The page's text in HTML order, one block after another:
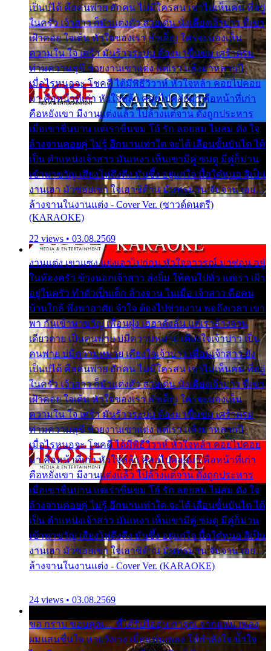
เป็นบ่ได้ คือคนพ่าย ฮักคน ไม่มีใครสน เขาไม่เห็นคน ที่อยู่
ในครัว เจ้าสาว ก็มัวแต่งตัว สวยเด่น นั่งเคียงเจ้าบ่าว ที่เขา
เฝ้าคอย ใจเต้น หัวใจของเรา ลำเค็ญ ใครจะมองเห็น
ความใน ใจ เศร้า มันร้าวระบม ต้องมาขื่นขม เศร้าตรม
ท่ามความสุขี ช่วยงานเขาแต่ง แต่เรา แล้งมาหลายปี
เมื่อไรหนอจะ โชคดี ได้มีพิธีวิวาห์ หัวใจหล้า คอยไปคอย
มา คือหน้าที่เก่า หัวใจหล้า คอยไปคอยมา คือหน้าที่เก่า
คือหยังเขา มีงานแต่งแล้ว ไปล้างแต่จาน ดั่งถูกประหาร
เมื่อเขาชื่นบาน แต่เราขื่นขม โอ้ รัก ลอยลม ไม่สม ดัง ใจ
ล้างจานคอยคู่ ไม่รู้ อีกนานเท่าใด จะได้ เลื่อนขั้นบันได ได้
เป็น ตำแหน่งเจ้าสาว มันเหงา เห็นเขามีคู่ ซมดู มีคู่ก็ม่วน
เข้าพาขวัญ เสียงโห่ตึงตึง มันซึ้ง อยู่แก่ใจ มื้อใด๋หนอ สิเป็น
งานเฮา มัวซอยเขา ใจเฮาซิด้าน มันทรมาน จับจาน เอย…
ล้างจานในงานแต่ง - Cover Ver. (ซาวด์ดนตรี)
(KARAOKE)
22 views • 03.08.2569
งานแต่ง เขาแซง แย่งเอาไปก่อน หัวใจอาวรณ์ มาซ่อน อยู่
ในห้องครัว ข้างนอกเจ้าสาว ส่งยิ้ม ให้คนไปทั่ว แต่เรา เฝ้า
อยู่ในครัว ทำตัวเป็นเด็ก ล้างจาน ในเมื่อ เจ้าสาว คือคน
บ้านใกล้ พึ่งพาอาศัย จำใจ ต้องไปช่วยงาน พอถึงเวลา เขา
พา กันเข้าพาขวัญ เพื่อนฝูง เฮฮาดังลั่น แต่เราล้างจาน
เดียวดาย เป็นคนพ่าย บ่มีความหมาย เคียงใจเจ้าบ่าว เป็น
คนพ่าย บ่มีความหมาย เคียงใจเจ้าบ่าว เพื่อนเจ้าสาว ยัง
เป็นบ่ได้ คือคนพ่าย ฮักคน ไม่มีใครสน เขาไม่เห็นคน ที่อยู่
ในครัว เจ้าสาว ก็มัวแต่งตัว สวยเด่น นั่งเคียงเจ้าบ่าว ที่เขา
เฝ้าคอย ใจเต้น หัวใจของเรา ลำเค็ญ ใครจะมองเห็น
ความใน ใจ เศร้า มันร้าวระบม ต้องมาขื่นขม เศร้าตรม
ท่ามความสุขี ช่วยงานเขาแต่ง แต่เรา แล้งมาหลายปี
เมื่อไรหนอจะ โชคดี ได้มีพิธีวิวาห์ หัวใจหล้า คอยไปคอย
มา คือหน้าที่เก่า หัวใจหล้า คอยไปคอยมา คือหน้าที่เก่า
คือหยังเขา มีงานแต่งแล้ว ไปล้างแต่จาน ดั่งถูกประหาร
เมื่อเขาชื่นบาน แต่เราขื่นขม โอ้ รัก ลอยลม ไม่สม ดัง ใจ
ล้างจานคอยคู่ ไม่รู้ อีกนานเท่าใด จะได้ เลื่อนขั้นบันได ได้
เป็น ตำแหน่งเจ้าสาว มันเหงา เห็นเขามีคู่ ซมดู มีคู่ก็ม่วน
เข้าพาขวัญ เสียงโห่ตึงตึง มันซึ้ง อยู่แก่ใจ มื้อใด๋หนอ สิเป็น
งานเฮา มัวซอยเขา ใจเฮาซิด้าน มันทรมาน จับจาน เอย…
ล้างจานในงานแต่ง - Cover Ver. (KARAOKE)
24 views • 03.08.2569
ขอ กราบ ขอบคุณ.... ที่ได้รับไออุ่น การุณ จากแฟน เพลง
ผมแสนชื่นใจ หายวังเวง เมื่อแฟนเพลง ให้กำลังใจ น้ำใจ